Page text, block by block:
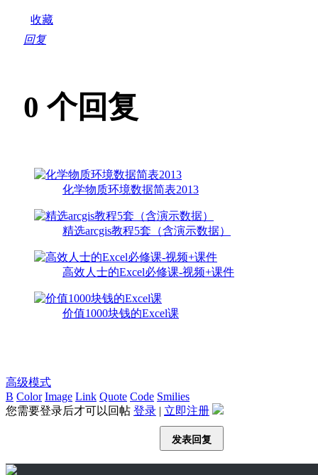
收藏
回复
0 个回复
化学物质环境数据简表2013
精选arcgis教程5套（含演示数据）
高效人士的Excel必修课-视频+课件
价值1000块钱的Excel课
高级模式
B Color Image Link Quote Code Smilies
您需要登录后才可以回帖 登录 | 立即注册
发表回复